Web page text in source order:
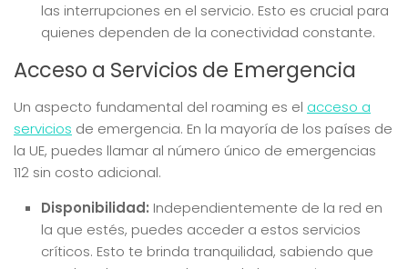
las interrupciones en el servicio. Esto es crucial para
quienes dependen de la conectividad constante.
Acceso a Servicios de Emergencia
Un aspecto fundamental del roaming es el acceso a
servicios de emergencia. En la mayoría de los países de
la UE, puedes llamar al número único de emergencias
112 sin costo adicional.
Disponibilidad: Independientemente de la red en
la que estés, puedes acceder a estos servicios
críticos. Esto te brinda tranquilidad, sabiendo que